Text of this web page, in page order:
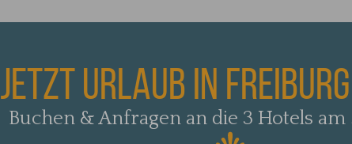
JETZT URLAUB IN
Buchen & Anfragen an die 3 Hotels am